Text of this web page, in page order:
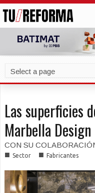
Las superficies
Marbella
CON SU
■ Sector ■ Fabricantes